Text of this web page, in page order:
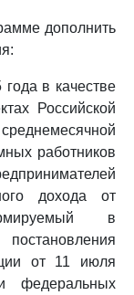
дополнить
в качестве
Российской
работников
дохода от
в
от 11 июля
федеральных